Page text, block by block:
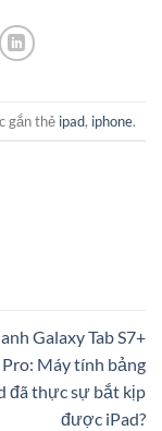
gắn thẻ ipad, iphone.
Galaxy Tab S7+
Máy tính bảng
đã thực sự bắt kịp
được iPad?